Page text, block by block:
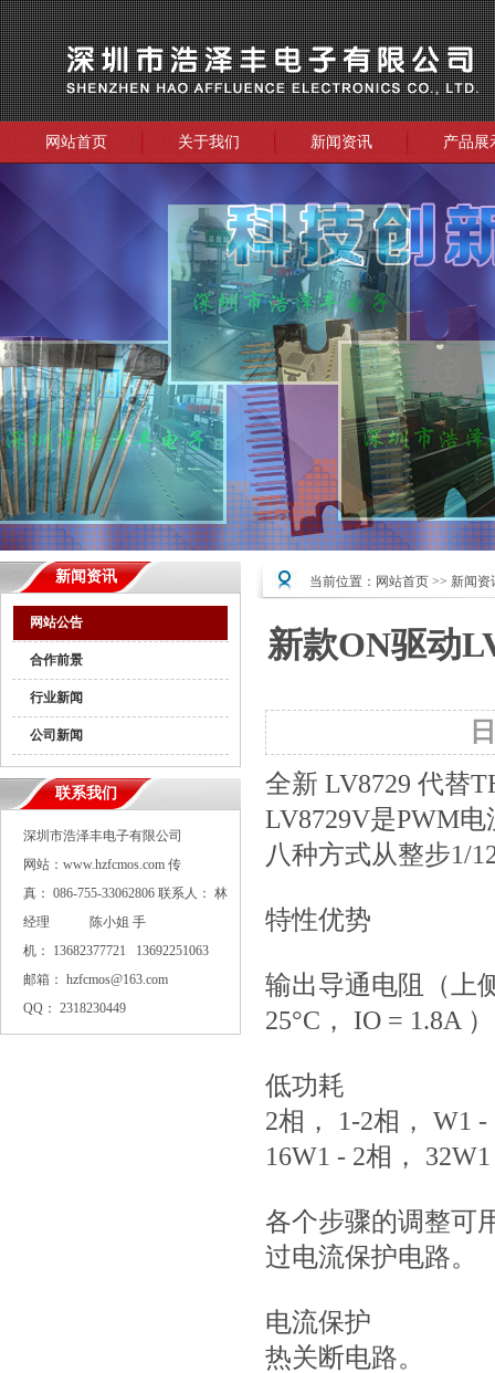
网站首页 关于我们 新闻资讯 产品展
新闻资讯
网站公告
合作前景
行业新闻
公司新闻
联系我们
深圳市浩泽丰电子有限公司
网站：www.hzfcmos.com 传
真： 086-755-33062806 联系人： 林
经理 陈小姐 手
机： 13682377721 13692251063
邮箱： hzfcmos@163.com
QQ： 2318230449
当前位置： 网站首页 >> 新闻资
新款ON驱动
全新 LV8729 代替
LV8729V是PWM
八种方式从整步1/
特性优势
输出导通电阻（上
25°C， IO = 1.8A ）
低功耗
2相， 1-2相， W1
16W1 - 2相，
各个步骤的调整可
过电流保护电路。
电流保护
热关断电路。